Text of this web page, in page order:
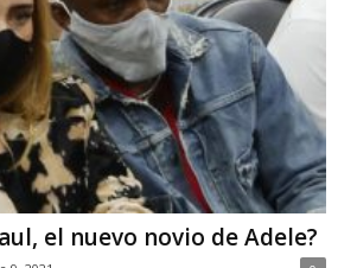
el nuevo novio de Adele?